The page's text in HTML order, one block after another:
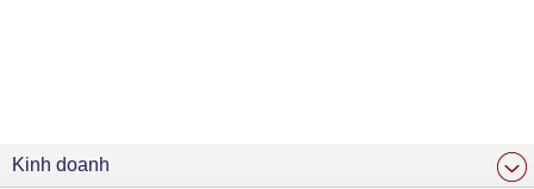
Kinh doanh